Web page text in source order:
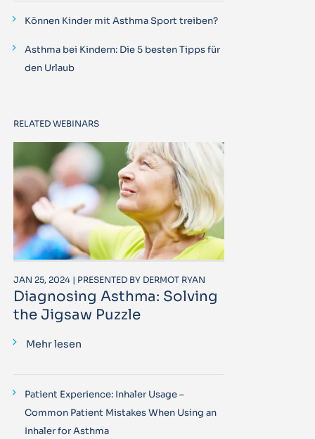
Können Kinder mit Asthma Sport treiben?
Asthma bei Kindern: Die 5 besten Tipps für
den Urlaub
RELATED WEBINARS
JAN 25, 2024 | PRESENTED BY DERMOT RYAN
Diagnosing Asthma: Solving
the Jigsaw Puzzle
Mehr lesen
Patient Experience: Inhaler Usage –
Common Patient Mistakes When Using an
Inhaler for Asthma